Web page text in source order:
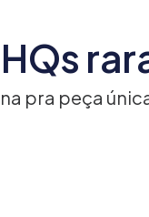
pra peça